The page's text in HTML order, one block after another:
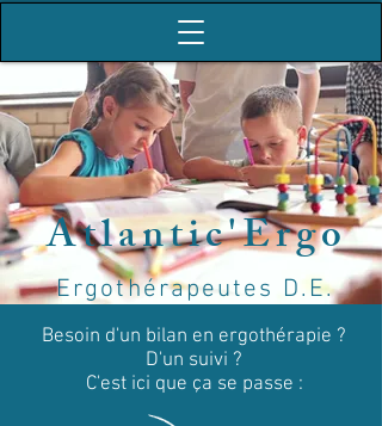
Atlantic'Ergo
Ergothérapeutes D.E.
Besoin d'un bilan en ergothérapie ?
D'un suivi ?
C'est ici que ça se passe :